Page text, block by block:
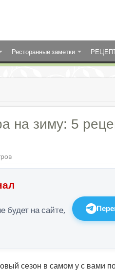
Ресторанные заметки
на зиму: 5
будет на сайте,
сезон в самом у с вами